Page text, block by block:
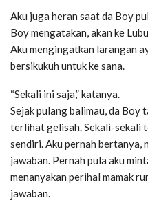
Aku juga heran saat da Boy
Boy mengatakan, akan ke
Aku mengingatkan larangan
bersikukuh untuk ke sana.
“Sekali ini saja,” katanya.
Sejak pulang balimau, da Boy
terlihat gelisah. Sekali-sekali
sendiri. Aku pernah bertanya,
jawaban. Pernah pula aku
menanyakan perihal mamak
jawaban.